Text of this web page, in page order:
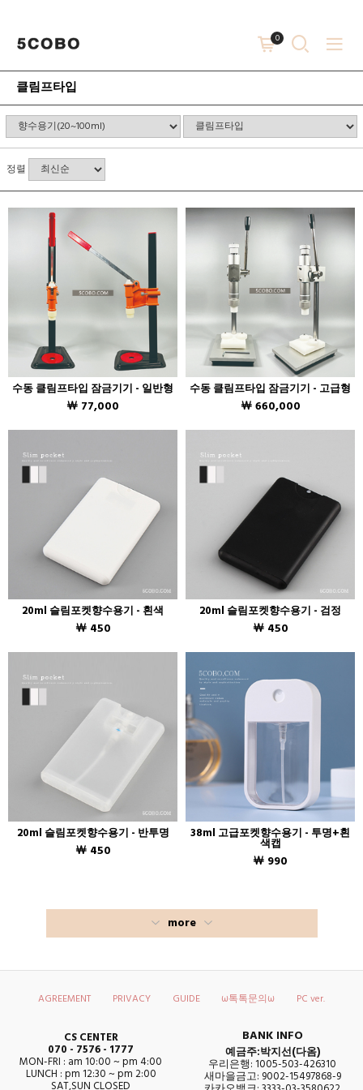
0
클림프타입
정렬
수동 클림프타입 잠금기기 - 일반형
￦ 77,000
수동 클림프타입 잠금기기 - 고급형
￦ 660,000
20ml 슬림포켓향수용기 - 흰색
￦ 450
20ml 슬림포켓향수용기 - 검정
￦ 450
20ml 슬림포켓향수용기 - 반투명
￦ 450
38ml 고급포켓향수용기 - 투명+흰
색캡
￦ 990
more
AGREEMENT PRIVACY GUIDE ω톡톡문의ω PC ver.
CS CENTER
070 - 7576 - 1777
MON-FRI : am 10:00 ~ pm 4:00
LUNCH : pm 12:30 ~ pm 2:00
SAT,SUN CLOSED
BANK INFO
예금주:박지선(다옴)
우리은행: 1005-503-426310
새마을금고: 9002-15497868-9